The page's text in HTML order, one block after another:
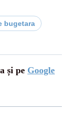
bugetara
și pe Google